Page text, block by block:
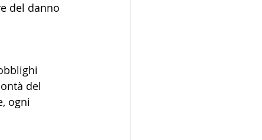
del danno
del
ogni